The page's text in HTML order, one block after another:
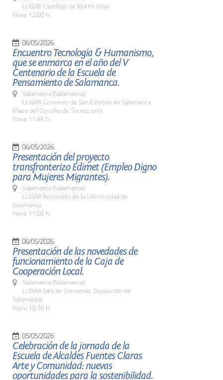
LUGAR Castillejo de Martín Viejo
Hora: 12:00 h.
06/05/2026
Encuentro Tecnología & Humanismo,
que se enmarca en el año del V
Centenario de la Escuela de
Pensamiento de Salamanca.
Salamanca (Salamanca)
LUGAR Convento de San Esteban de Salamanca
(Plaza del Concilio de Trento, s/n)
Hora: 11:45 h.
06/05/2026
Presentación del proyecto
transfronterizo Edimet (Empleo Digno
para Mujeres Migrantes).
Salamanca (Salamanca)
LUGAR Rectorado de la Universidad de
Salamanca
Hora: 11:00 h.
06/05/2026
Presentación de las novedades de
funcionamiento de la Caja de
Cooperación Local.
Salamanca (Salamanca)
LUGAR Sala de Comarcas. Diputación de
Salamanca.
Hora: 10:30 h.
05/05/2026
Celebración de la jornada de la
Escuela de Alcaldes Fuentes Claras
Arte y Comunidad: nuevas
oportunidades para la sostenibilidad.